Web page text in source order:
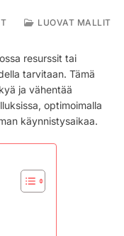
ON
-
MALLI:
SUORITUSKYKY,
KÄYTTÖ,
ESIMERKIT
LUOVAT MALLIT
resurssit tai
tarvitaan. Tämä
ja vähentää
optimoimalla
käynnistysaikaa.